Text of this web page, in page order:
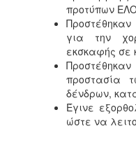
προτύπων
για την
εκσκαφής σε
προστασία
δένδρων,
Έγινε
ώστε να